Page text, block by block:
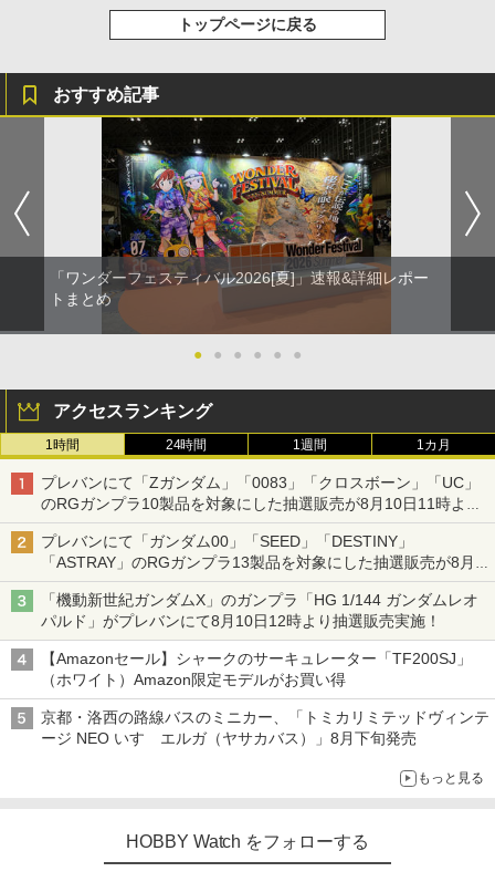
トップページに戻る
おすすめ記事
「ワンダーフェスティバル2026[夏]」速報&詳細レポー
トまとめ
● ● ● ● ● ●
アクセスランキング
1時間 24時間 1週間 1カ月
プレバンにて「Zガンダム」「0083」「クロスボーン」「UC」
のRGガンプラ10製品を対象にした抽選販売が8月10日11時より
実施！
プレバンにて「ガンダム00」「SEED」「DESTINY」
「ASTRAY」のRGガンプラ13製品を対象にした抽選販売が8月
17日11時より実施！
「機動新世紀ガンダムX」のガンプラ「HG 1/144 ガンダムレオ
パルド」がプレバンにて8月10日12時より抽選販売実施！
【Amazonセール】シャークのサーキュレーター「TF200SJ」
（ホワイト）Amazon限定モデルがお買い得
京都・洛西の路線バスのミニカー、「トミカリミテッドヴィンテ
ージ NEO いすゞエルガ（ヤサカバス）」8月下旬発売
もっと見る
HOBBY Watch をフォローする